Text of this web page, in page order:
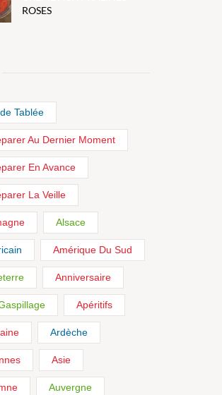
ROSES
Tablée
Au Dernier Moment
En Avance
La Veille
Alsace
Amérique Du Sud
Anniversaire
Apéritifs
Ardèche
Asie
Auvergne